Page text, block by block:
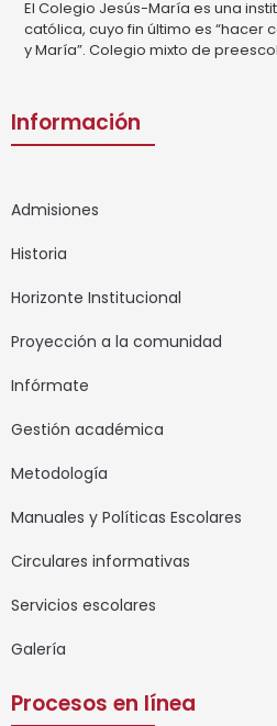
El Colegio Jesús-María es una
católica, cuyo fin último es “hacer
y María”. Colegio mixto de
Información
Admisiones
Historia
Horizonte Institucional
Proyección a la comunidad
Infórmate
Gestión académica
Metodología
Manuales y Políticas Escolares
Circulares informativas
Servicios escolares
Galería
Procesos en línea